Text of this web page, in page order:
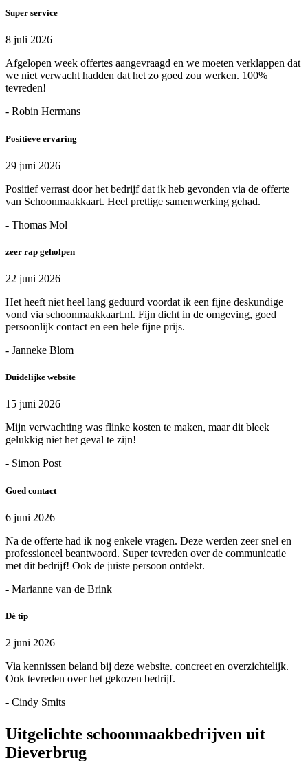
Super service
8 juli 2026
Afgelopen week offertes aangevraagd en we moeten verklappen dat
we niet verwacht hadden dat het zo goed zou werken. 100%
tevreden!
- Robin Hermans
Positieve ervaring
29 juni 2026
Positief verrast door het bedrijf dat ik heb gevonden via de offerte
van Schoonmaakkaart. Heel prettige samenwerking gehad.
- Thomas Mol
zeer rap geholpen
22 juni 2026
Het heeft niet heel lang geduurd voordat ik een fijne deskundige
vond via schoonmaakkaart.nl. Fijn dicht in de omgeving, goed
persoonlijk contact en een hele fijne prijs.
- Janneke Blom
Duidelijke website
15 juni 2026
Mijn verwachting was flinke kosten te maken, maar dit bleek
gelukkig niet het geval te zijn!
- Simon Post
Goed contact
6 juni 2026
Na de offerte had ik nog enkele vragen. Deze werden zeer snel en
professioneel beantwoord. Super tevreden over de communicatie
met dit bedrijf! Ook de juiste persoon ontdekt.
- Marianne van de Brink
Dé tip
2 juni 2026
Via kennissen beland bij deze website. concreet en overzichtelijk.
Ook tevreden over het gekozen bedrijf.
- Cindy Smits
Uitgelichte schoonmaakbedrijven uit
Dieverbrug